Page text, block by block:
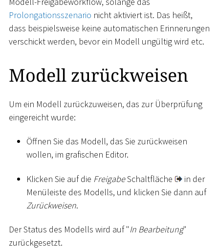
Prolongationsszenario nicht aktiviert ist. Das heißt,
dass beispielsweise keine automatischen Erinnerungen
verschickt werden, bevor ein Modell ungültig wird etc.
Modell zurückweisen
Um ein Modell zurückzuweisen, das zur Überprüfung
eingereicht wurde:
Öffnen Sie das Modell, das Sie zurückweisen
wollen, im grafischen Editor.
Klicken Sie auf die FreigabeSchaltfläche
in der
Menüleiste des Modells, und klicken Sie dann auf
Zurückweisen.
Der Status des Modells wird auf "In Bearbeitung"
zurückgesetzt.